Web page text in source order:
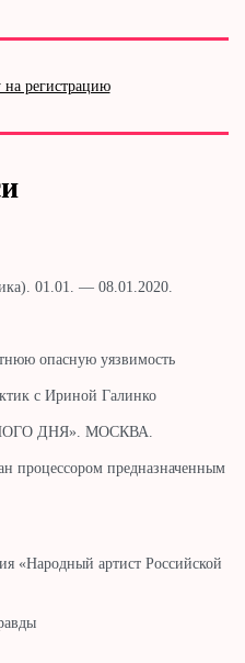
01.01. — 08.01.2020.
опасную уязвимость
с Ириной Галинко
ДНЯ». МОСКВА.
процессором предназначенным
«Народный артист Российской